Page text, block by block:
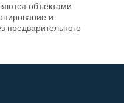
объектами
и
предварительного